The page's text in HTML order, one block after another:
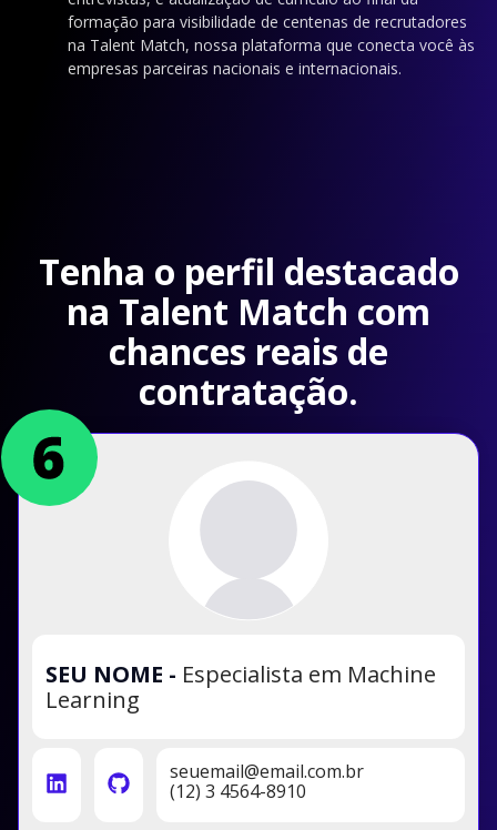
formação para visibilidade de centenas de recrutadores
na Talent Match, nossa plataforma que conecta você às
empresas parceiras nacionais e internacionais.
Tenha o perfil destacado
na Talent Match com
chances reais de
contratação.
SEU NOME - Especialista em Machine
Learning
seuemail@email.com.br
(12) 3 4564-8910